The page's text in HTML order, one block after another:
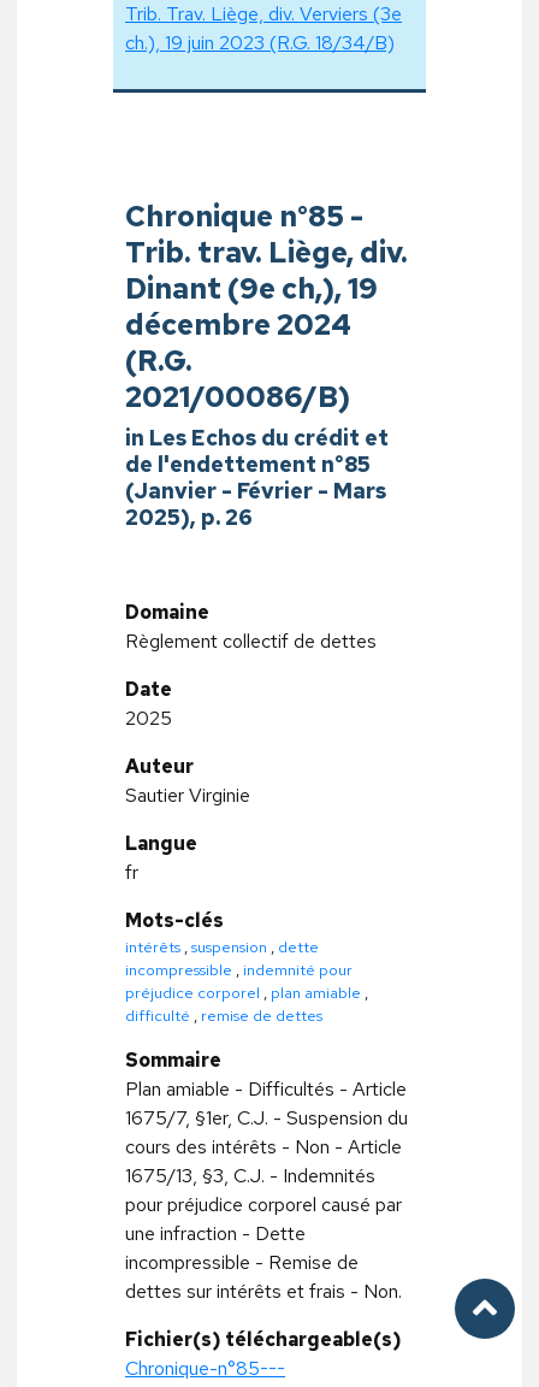
Trib. Trav. Liège, div. Verviers (3e
ch.), 19 juin 2023 (R.G. 18/34/B)
Chronique n°85 -
Trib. trav. Liège, div.
Dinant (9e ch,), 19
décembre 2024
(R.G.
2021/00086/B)
in Les Echos du crédit et
de l'endettement n°85
(Janvier - Février - Mars
2025), p. 26
Domaine
Règlement collectif de dettes
Date
2025
Auteur
Sautier Virginie
Langue
fr
Mots-clés
intérêts ,suspension , dette
incompressible , indemnité pour
préjudice corporel , plan amiable ,
difficulté , remise de dettes
Sommaire
Plan amiable - Difficultés - Article
1675/7, §1er, C.J. - Suspension du
cours des intérêts - Non - Article
1675/13, §3, C.J. - Indemnités
pour préjudice corporel causé par
une infraction - Dette
incompressible - Remise de
dettes sur intérêts et frais - Non.
Fichier(s) téléchargeable(s)
Chronique-n°85---